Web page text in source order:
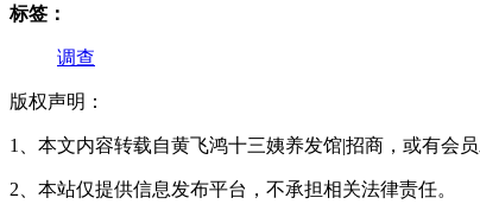
标签：
调查
版权声明：
1、本文内容转载自黄飞鸿十三姨养发馆|招商，或有会
2、本站仅提供信息发布平台，不承担相关法律责任。